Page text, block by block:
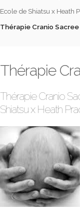
Ecole de Shiatsu x Heath
Thérapie Cranio Sacree
Thérapie
Thérapie Cranio
Shiatsu x Heath